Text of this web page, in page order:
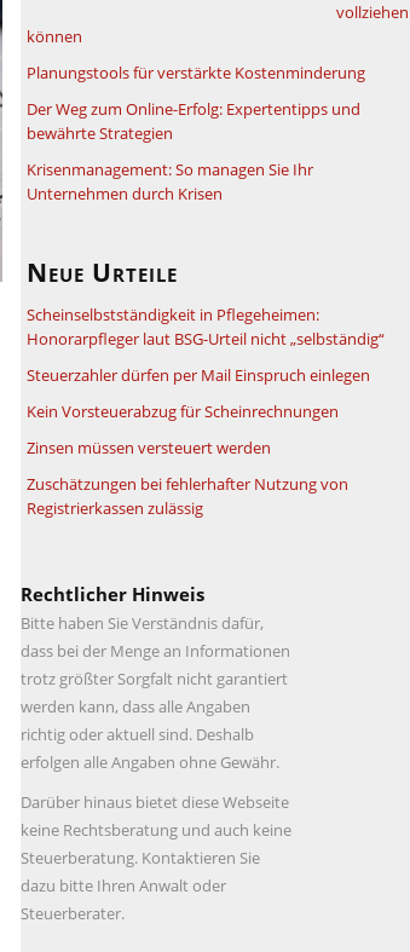
vollziehen
können
Planungstools für verstärkte Kostenminderung
Der Weg zum Online-Erfolg: Expertentipps und
bewährte Strategien
Krisenmanagement: So managen Sie Ihr
Unternehmen durch Krisen
Neue Urteile
Scheinselbstständigkeit in Pflegeheimen:
Honorarpfleger laut BSG-Urteil nicht „selbständig“
Steuerzahler dürfen per Mail Einspruch einlegen
Kein Vorsteuerabzug für Scheinrechnungen
Zinsen müssen versteuert werden
Zuschätzungen bei fehlerhafter Nutzung von
Registrierkassen zulässig
Rechtlicher Hinweis
Bitte haben Sie Verständnis dafür,
dass bei der Menge an Informationen
trotz größter Sorgfalt nicht garantiert
werden kann, dass alle Angaben
richtig oder aktuell sind. Deshalb
erfolgen alle Angaben ohne Gewähr.
Darüber hinaus bietet diese Webseite
keine Rechtsberatung und auch keine
Steuerberatung. Kontaktieren Sie
dazu bitte Ihren Anwalt oder
Steuerberater.